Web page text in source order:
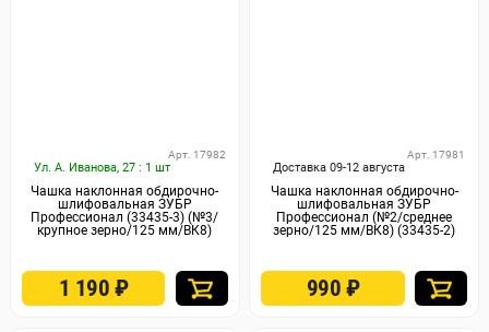
Ул. А. Иванова, 27 : 1 шт
Арт. 17982
Чашка наклонная обдирочно-
шлифовальная ЗУБР
Профессионал (33435-3) (№3/
крупное зерно/125 мм/ВК8)
1 190 ₽
Доставка 09-12 августа
Арт. 17981
Чашка наклонная обдирочно-
шлифовальная ЗУБР
Профессионал (№2/среднее
зерно/125 мм/ВК8) (33435-2)
990 ₽